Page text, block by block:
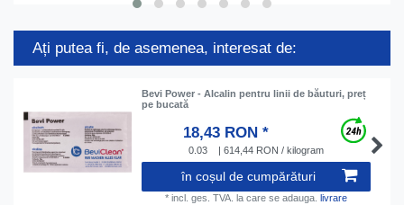
Ați putea fi, de asemenea, interesat de:
Bevi Power - Аlcalin pentru linii de băuturi, preț
pe bucată
18,43 RON *
0.03 | 614,44 RON / kilogram
în coșul de cumpărături
* incl. ges. TVA. la care se adauga. livrare